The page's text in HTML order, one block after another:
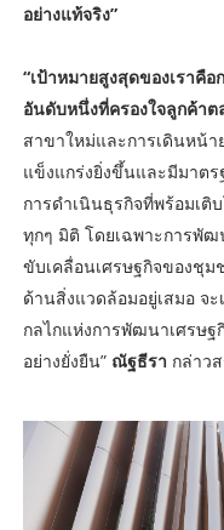
อย่างแท้จริง”
“เป้าหมายสูงสุดของเราคื
อันดับหนึ่งที่ครองใจลูกค้าต
สาขาใหม่และการเดินหน้า
แข็งแกร่งยิ่งขึ้นและมีมาต
การดำเนินธุรกิจที่พร้อมเ
ทุกๆ มิติ โดยเฉพาะการพั
ขับเคลื่อนเศรษฐกิจของชุม
ด้านสิ่งแวดล้อมอยู่เสมอ จ
กลไกแห่งการพัฒนาเศรษฐ
อย่างยั่งยืน” ณัฐธีรา กล่าว